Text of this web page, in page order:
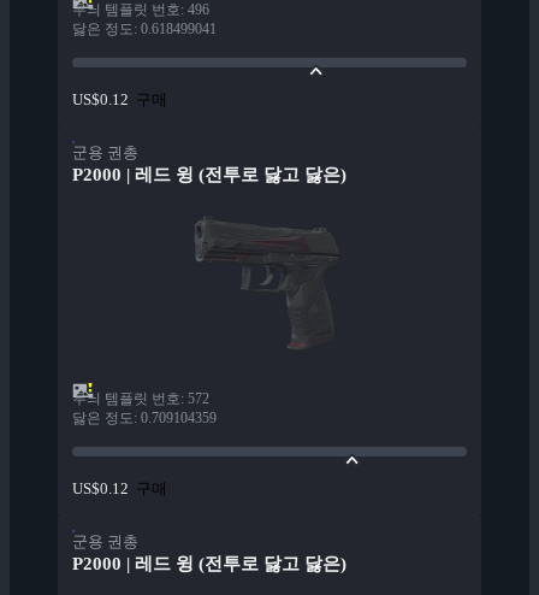
무늬 템플릿 번호: 496
닳은 정도: 0.618499041
US$0.12 구매
군용 권총
P2000 | 레드 윙 (전투로 닳고 닳은)
무늬 템플릿 번호: 572
닳은 정도: 0.709104359
US$0.12 구매
군용 권총
P2000 | 레드 윙 (전투로 닳고 닳은)